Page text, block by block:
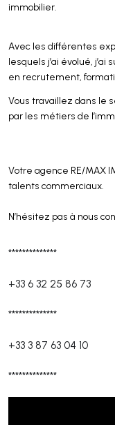
immobilier.
Avec les différentes
lesquels j’ai évolué,
en recrutement,
Vous travaillez dans le
par les métiers de
Votre agence RE/MAX
talents commerciaux.
N’hésitez pas à nous
**************
+33 6 32 25 86 73
**************
+33 3 87 63 04 10
**************